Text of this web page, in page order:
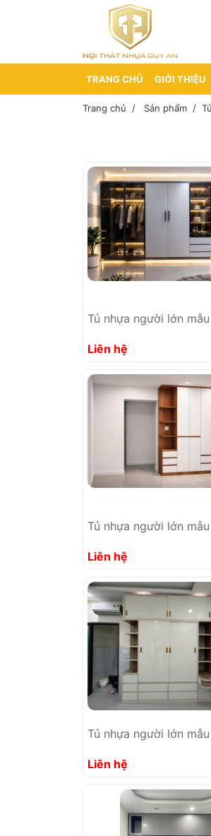
TRANG CHỦ GIỚI THIỆU
Trang chủ Sản phẩm
Tủ nhựa người lớn
Liên hệ
Tủ nhựa người lớn
Liên hệ
Tủ nhựa người lớn
Liên hệ